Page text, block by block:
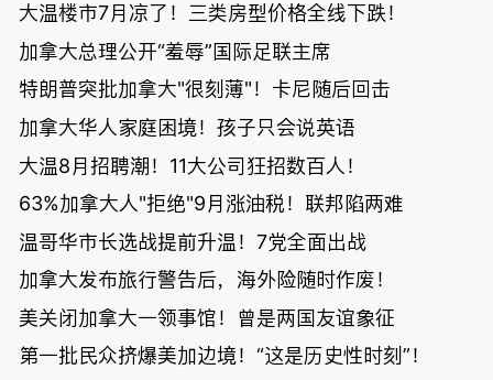
大温楼市7月凉了！三类房型价格全线下跌！
加拿大总理公开“羞辱”国际足联主席
特朗普突批加拿大"很刻薄"！卡尼随后回击
加拿大华人家庭困境！孩子只会说英语
大温8月招聘潮！11大公司狂招数百人！
63%加拿大人"拒绝"9月涨油税！联邦陷两难
温哥华市长选战提前升温！7党全面出战
加拿大发布旅行警告后，海外险随时作废！
美关闭加拿大一领事馆！曾是两国友谊象征
第一批民众挤爆美加边境！“这是历史性时刻”！